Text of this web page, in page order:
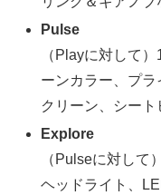
Pulse
（Playに対して
ーンカラー、プ
クリーン、シー
Explore
（Pulseに対して
ヘッドライト、